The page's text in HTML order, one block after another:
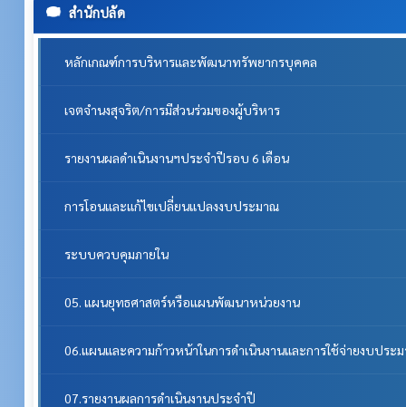
สำนักปลัด
หลักเกณฑ์การบริหารและพัฒนาทรัพยากรบุคคล
เจตจำนงสุจริต/การมีส่วนร่วมของผู้บริหาร
รายงานผลดำเนินงานฯประจำปีรอบ 6 เดือน
การโอนและแก้ไขเปลี่ยนแปลงงบประมาณ
ระบบควบคุมภายใน
05. แผนยุทธศาสตร์หรือแผนพัฒนาหน่วยงาน
06.แผนและความก้าวหน้าในการดำเนินงานและการใช้จ่ายงบปร
07.รายงานผลการดำเนินงานประจำปี